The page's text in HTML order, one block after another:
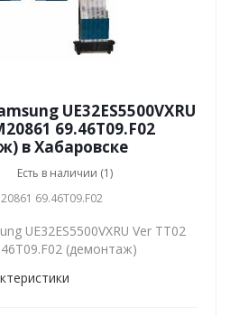
UE32ES5500VXRU
69.46T09.F02
в Хабаровске
Есть в наличии (1)
69.46T09.F02
UE32ES5500VXRU Ver TT02
(демонтаж)